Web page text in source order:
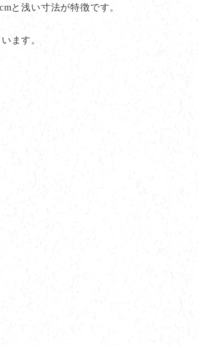
と浅い寸法が特徴です。
ます。